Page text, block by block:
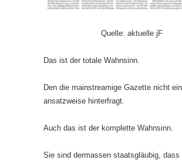
Quelle: aktuelle jF
Das ist der totale Wahnsinn.
Den die mainstreamige Gazette nicht
ansatzweise hinterfragt.
Auch das ist der komplette Wahnsinn.
Sie sind dermassen staatsgläubig, dass